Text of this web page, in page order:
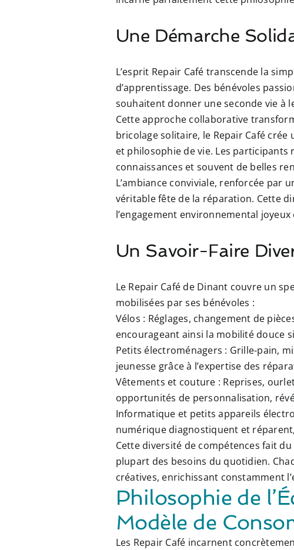
Une Démarche
L’esprit Repair Café transcende la
d’apprentissage. Des bénévoles
souhaitent donner une seconde vie à
Cette approche collaborative
bricolage solitaire, le Repair Café
et philosophie de vie. Les
connaissances et souvent de belles
L’ambiance conviviale, renforcée par
véritable fête de la réparation. Cette
l’engagement environnemental
Un Savoir-Faire
Le Repair Café de Dinant couvre un
mobilisées par ses bénévoles :
Vélos : Réglages, changement de
encourageant ainsi la mobilité douce
Petits électroménagers : Grille-pain,
jeunesse grâce à l’expertise des
Vêtements et couture : Reprises,
opportunités de personnalisation,
Informatique et petits appareils
numérique diagnostiquent et
Cette diversité de compétences fait
plupart des besoins du quotidien.
créatives, enrichissant constamment
Philosophie de
Modèle de
Les Repair Café incarnent